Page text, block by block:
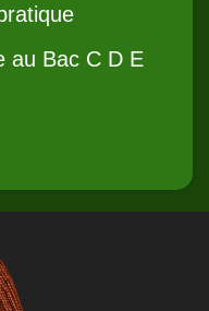
au Bac C D E